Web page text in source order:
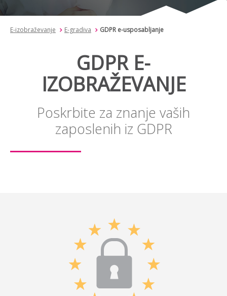
E-izobraževanje E-gradiva GDPR e-usposabljanje
GDPR E-
IZOBRAŽEVANJE
Poskrbite za znanje vaših
zaposlenih iz GDPR